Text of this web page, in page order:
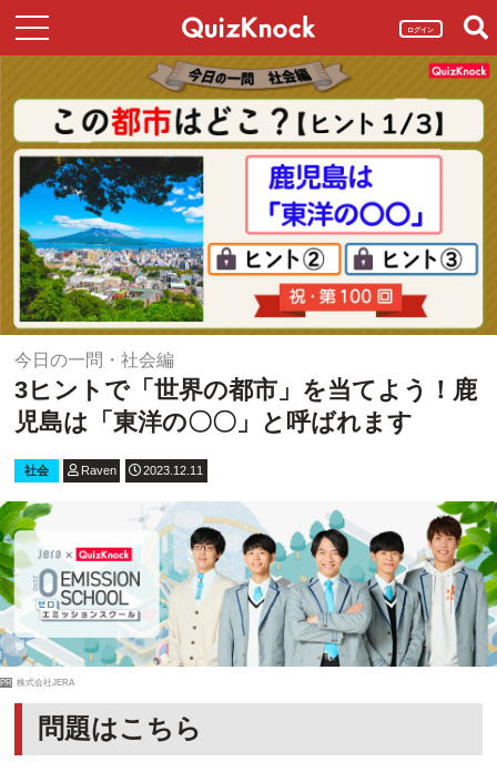
ログイン
今日の一問・社会編
3ヒントで「世界の都市」を当てよう！鹿
児島は「東洋の〇〇」と呼ばれます
社会 Raven 2023.12.11
PR 株式会社JERA
問題はこちら